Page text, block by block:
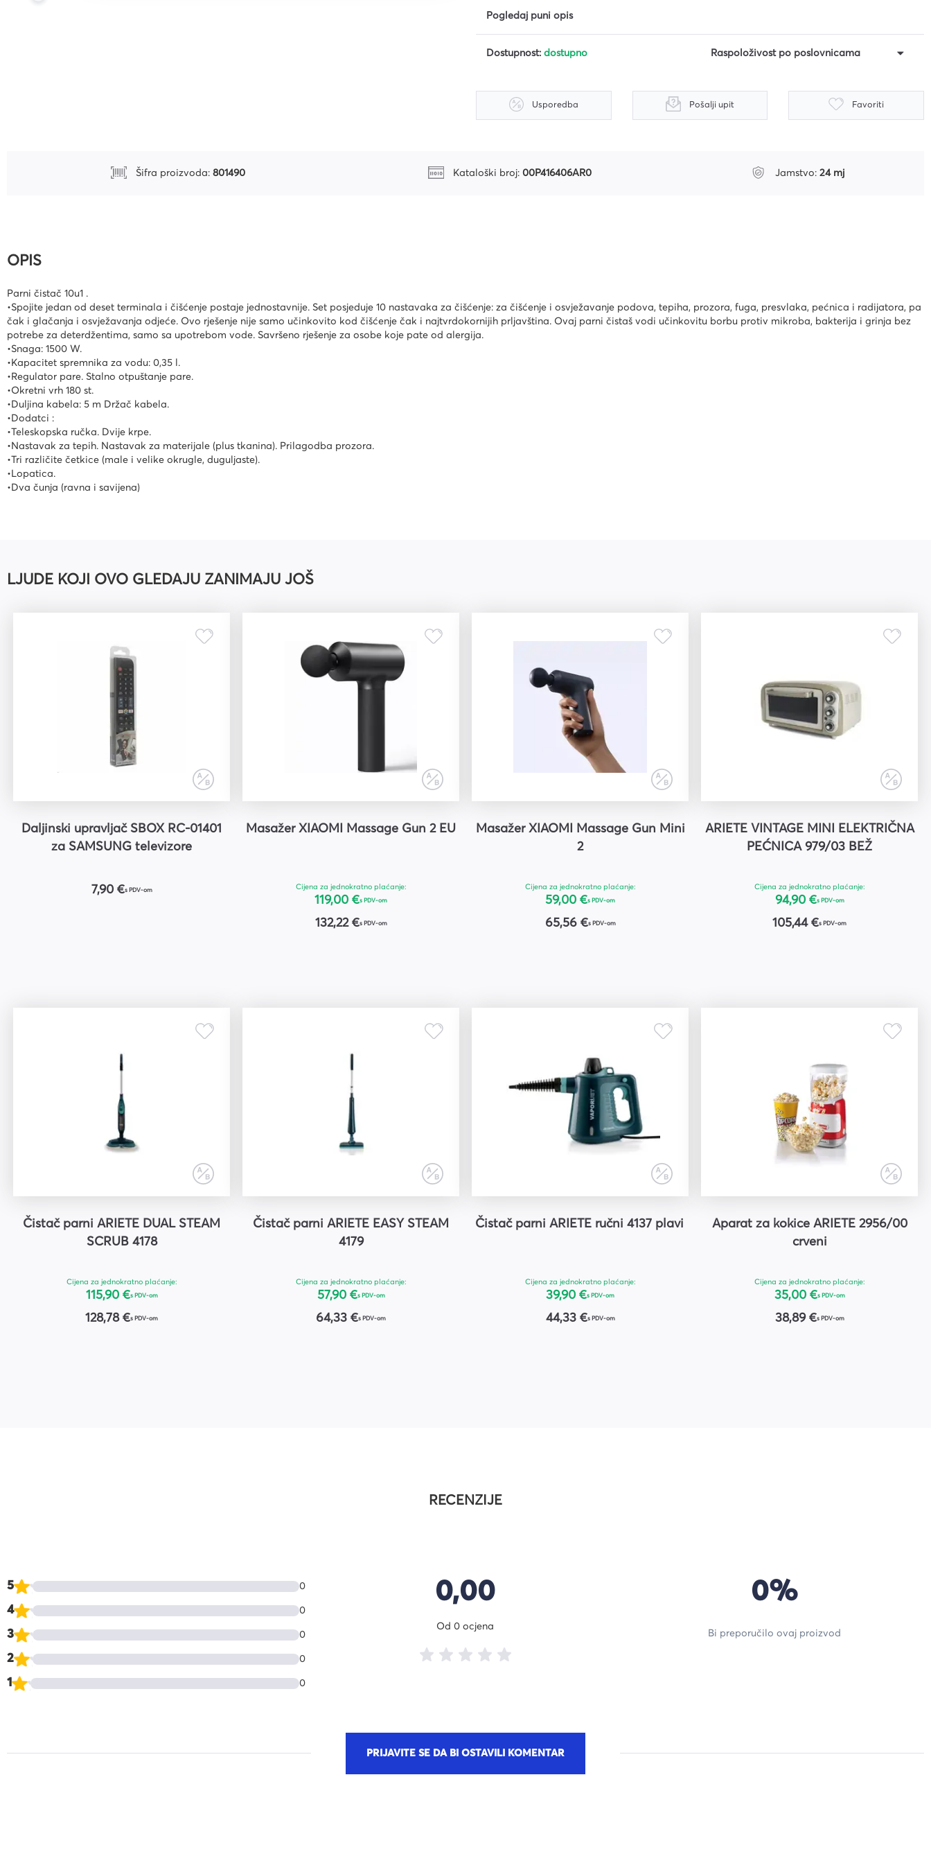
Flomasteri, markeri i signiri
Kuverte vrećice
Pogledaj puni opis
Dostupnost: dostupno Raspoloživost po poslovnicama
Usporedba Pošalji upit Favoriti
Šifra proizvoda: 801490 Kataloški broj: 00P416406AR0 Jamstvo: 24 mj
OPIS
Parni čistač 10u1 .
•Spojite jedan od deset terminala i čišćenje postaje jednostavnije. Set posjeduje 10 nastavaka za čišćenje: za čišćenje i osvježavanje podova, tepiha, prozora, fuga, presvlaka, pećnica i radijatora, pa
čak i glačanja i osvježavanja odjeće. Ovo rješenje nije samo učinkovito kod čišćenje čak i najtvrdokornijih prljavština. Ovaj parni čistaš vodi učinkovitu borbu protiv mikroba, bakterija i grinja bez
potrebe za deterdžentima, samo sa upotrebom vode. Savršeno rješenje za osobe koje pate od alergija.
•Snaga: 1500 W.
•Kapacitet spremnika za vodu: 0,35 l.
•Regulator pare. Stalno otpuštanje pare.
•Okretni vrh 180 st.
•Duljina kabela: 5 m Držač kabela.
•Dodatci :
•Teleskopska ručka. Dvije krpe.
•Nastavak za tepih. Nastavak za materijale (plus tkanina). Prilagodba prozora.
•Tri različite četkice (male i velike okrugle, duguljaste).
•Lopatica.
•Dva čunja (ravna i savijena)
LJUDE KOJI OVO GLEDAJU ZANIMAJU JOŠ
Daljinski upravljač SBOX RC-01401
za SAMSUNG televizore
7,90 €s PDV-om
Masažer XIAOMI Massage Gun 2 EU
Cijena za jednokratno plaćanje:
119,00 €s PDV-om
132,22 €s PDV-om
Masažer XIAOMI Massage Gun Mini
2
Cijena za jednokratno plaćanje:
59,00 €s PDV-om
65,56 €s PDV-om
ARIETE VINTAGE MINI ELEKTRIČNA
PEĆNICA 979/03 BEŽ
Cijena za jednokratno plaćanje:
94,90 €s PDV-om
105,44 €s PDV-om
Čistač parni ARIETE DUAL STEAM
SCRUB 4178
Cijena za jednokratno plaćanje:
115,90 €s PDV-om
128,78 €s PDV-om
Čistač parni ARIETE EASY STEAM
4179
Cijena za jednokratno plaćanje:
57,90 €s PDV-om
64,33 €s PDV-om
Čistač parni ARIETE ručni 4137 plavi
Cijena za jednokratno plaćanje:
39,90 €s PDV-om
44,33 €s PDV-om
Aparat za kokice ARIETE 2956/00
crveni
Cijena za jednokratno plaćanje:
35,00 €s PDV-om
38,89 €s PDV-om
RECENZIJE
5 0
4 0
3 0
2 0
1 0
0,00
Od 0 ocjena
0%
Bi preporučilo ovaj proizvod
PRIJAVITE SE DA BI OSTAVILI KOMENTAR